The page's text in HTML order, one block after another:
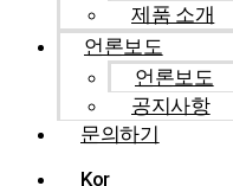
제품 소개
언론보도
언론보도
공지사항
문의하기
Kor